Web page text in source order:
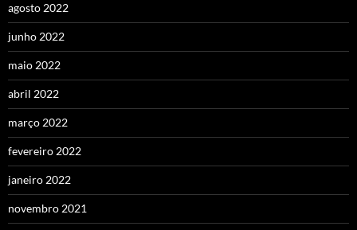
agosto 2022
junho 2022
maio 2022
abril 2022
março 2022
fevereiro 2022
janeiro 2022
novembro 2021